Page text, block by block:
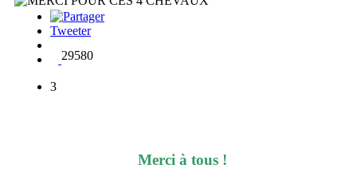
Tweeter
29580
3
Merci à tous !